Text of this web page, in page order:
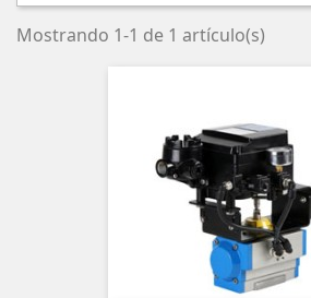
Mostrando 1-1 de 1 artículo(s)